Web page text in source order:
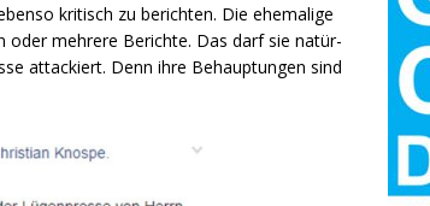
kri­tisch zu berich­ten. Die ehe­ma­li­ge
oder meh­re­re Berich­te. Das darf sie natür­
atta­ckiert. Denn ihre Behaup­tun­gen sind